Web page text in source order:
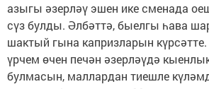
азыгы әзерләү эшен ике сменада
сүз булды. Әлбәттә, быелгы һава
шактый гына капризларын
үрчем өчен печән әзерләүдә
булмасын, маллардан тиешле